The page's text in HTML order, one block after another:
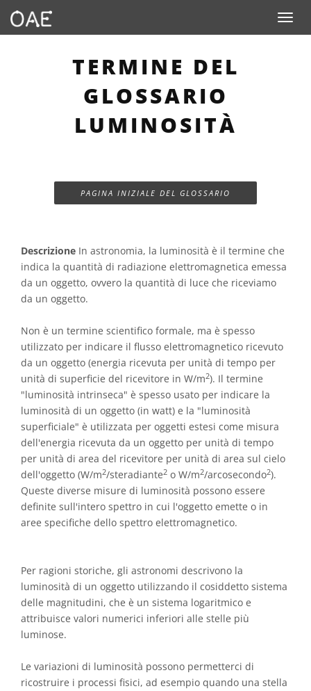
Toggle
TERMINE DEL
GLOSSARIO
LUMINOSITÀ
PAGINA INIZIALE DEL GLOSSARIO
Descrizione In astronomia, la luminosità è il termine che
indica la quantità di radiazione elettromagnetica emessa
da un oggetto, ovvero la quantità di luce che riceviamo
da un oggetto.
Non è un termine scientifico formale, ma è spesso
utilizzato per indicare il flusso elettromagnetico ricevuto
da un oggetto (energia ricevuta per unità di tempo per
unità di superficie del ricevitore in W/m2). Il termine
"luminosità intrinseca" è spesso usato per indicare la
luminosità di un oggetto (in watt) e la "luminosità
superficiale" è utilizzata per oggetti estesi come misura
dell'energia ricevuta da un oggetto per unità di tempo
per unità di area del ricevitore per unità di area sul cielo
dell'oggetto (W/m2/steradiante2 o W/m2/arcosecondo2).
Queste diverse misure di luminosità possono essere
definite sull'intero spettro in cui l'oggetto emette o in
aree specifiche dello spettro elettromagnetico.
Per ragioni storiche, gli astronomi descrivono la
luminosità di un oggetto utilizzando il cosiddetto sistema
delle magnitudini, che è un sistema logaritmico e
attribuisce valori numerici inferiori alle stelle più
luminose.
Le variazioni di luminosità possono permetterci di
ricostruire i processi fisici, ad esempio quando una stella